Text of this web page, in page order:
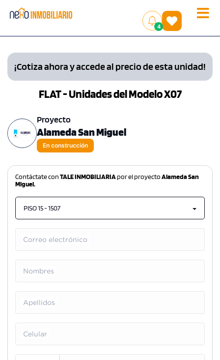
Toggle
4
()
¡Cotiza ahora y accede al precio de esta unidad!
FLAT - Unidades del Modelo X07
Proyecto
Alameda San Miguel
En construcción
Contáctate conTALE INMOBILIARIApor el proyectoAlameda San
Miguel.
PISO 15 - 1507
Correo electrónico
Nombres
Apellidos
Celular